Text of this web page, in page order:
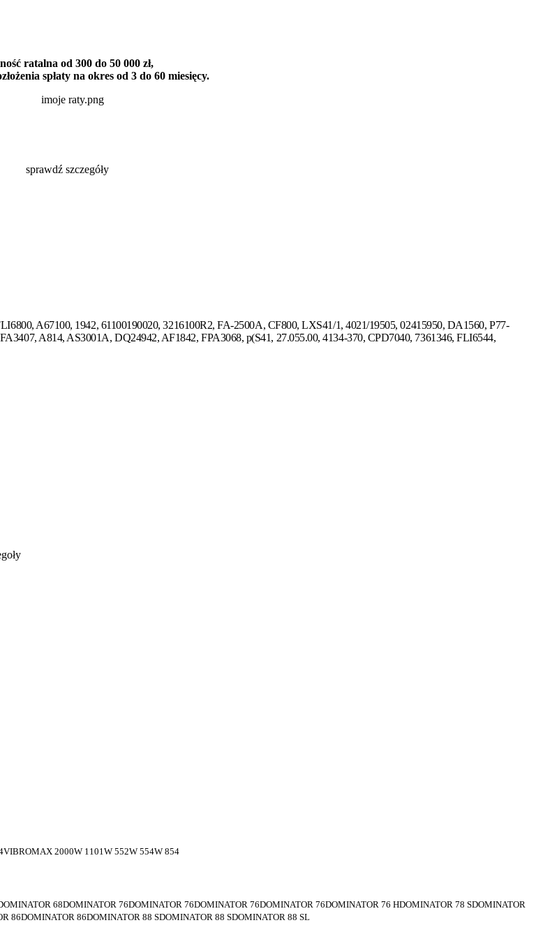
ratalna od 300 do 50 000 zł,
spłaty na okres od 3 do 60 miesięcy.
sprawdź szczegóły
A67100, 1942, 61100190020, 3216100R2, FA-2500A, CF800, LXS41/1, 4021/19505, 02415950, DA1560, P77-
A814, AS3001A, DQ24942, AF1842, FPA3068, p(S41, 27.055.00, 4134-370, CPD7040, 7361346, FLI6544,
2000W 1101W 552W 554W 854
68DOMINATOR 76DOMINATOR 76DOMINATOR 76DOMINATOR 76DOMINATOR 76 HDOMINATOR 78 SDOMINATOR
86DOMINATOR 86DOMINATOR 88 SDOMINATOR 88 SDOMINATOR 88 SL